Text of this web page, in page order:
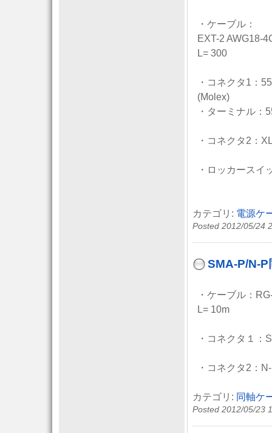
・ケーブル：
EXT-2 AWG18-
L= 300
・コネクタ1：
(Molex)
・ターミナル：
・コネクタ2：
・ロッカースイ
カテゴリ: 電源ケ
Posted 2012/05/24
SMA-P/N-P
・ケーブル：
L= 10m
・コネクタ１：
・コネクタ2：
カテゴリ: 同軸ケ
Posted 2012/05/23